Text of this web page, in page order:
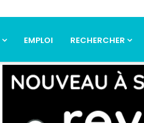
EMPLOI RECHERCHER